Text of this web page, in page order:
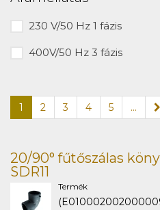
230 V/50 Hz 1 fázis
400V/50 Hz 3 fázis
1 2 3 4 5 ...
20/90° fűtőszálas
SDR11
Termék